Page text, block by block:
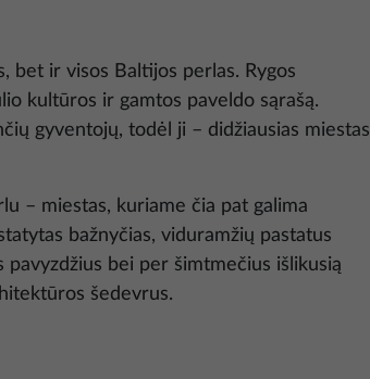
bet ir visos Baltijos perlas. Rygos
kultūros ir gamtos paveldo sąrašą.
gyventojų, todėl ji – didžiausias miestas
– miestas, kuriame čia pat galima
bažnyčias, viduramžių pastatus
bei per šimtmečius išlikusią
šedevrus.